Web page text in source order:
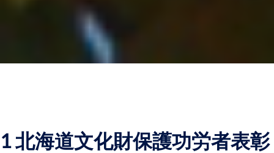
1 北海道文化財保護功労者表彰